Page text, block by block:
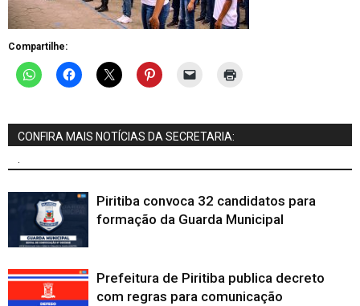
Compartilhe:
CONFIRA MAIS NOTÍCIAS DA SECRETARIA:
.
Piritiba convoca 32 candidatos para
formação da Guarda Municipal
Prefeitura de Piritiba publica decreto
com regras para comunicação